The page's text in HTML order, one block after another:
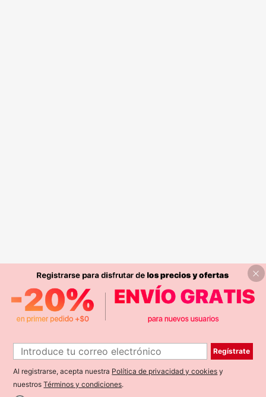
Regístrate
Al registrarse, acepta nuestra Política de privacidad y cookies y
nuestrosTérminos y condiciones.